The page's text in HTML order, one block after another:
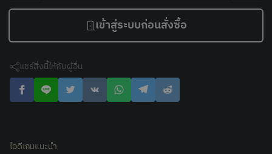
เข้าสู่ระบบก่อนสั่งซื้อ
แชร์สิ่งนี้ให้กับผู้อื่น
ไอดีเกมแนะนำ